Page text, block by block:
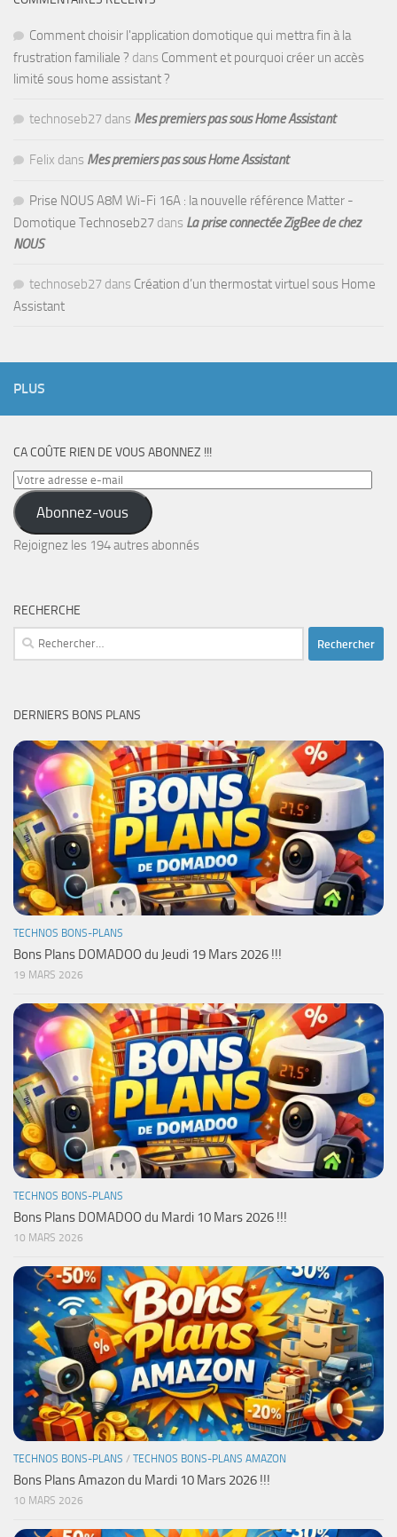
Comment choisir l'application domotique qui mettra fin à la
frustration familiale ? dans Comment et pourquoi créer un accès
limité sous home assistant ?
technoseb27 dans Mes premiers pas sous Home Assistant
Felix dans Mes premiers pas sous Home Assistant
Prise NOUS A8M Wi-Fi 16A : la nouvelle référence Matter -
Domotique Technoseb27 dans La prise connectée ZigBee de chez
NOUS
technoseb27 dans Création d’un thermostat virtuel sous Home
Assistant
PLUS
CA COÛTE RIEN DE VOUS ABONNEZ !!!
Votre
adresse
e-
mail
Abonnez-vous
Rejoignez les 194 autres abonnés
RECHERCHE
Rechercher :
DERNIERS BONS PLANS
TECHNOS BONS-PLANS
Bons Plans DOMADOO du Jeudi 19 Mars 2026 !!!
19 MARS 2026
TECHNOS BONS-PLANS
Bons Plans DOMADOO du Mardi 10 Mars 2026 !!!
10 MARS 2026
TECHNOS BONS-PLANS / TECHNOS BONS-PLANS AMAZON
Bons Plans Amazon du Mardi 10 Mars 2026 !!!
10 MARS 2026